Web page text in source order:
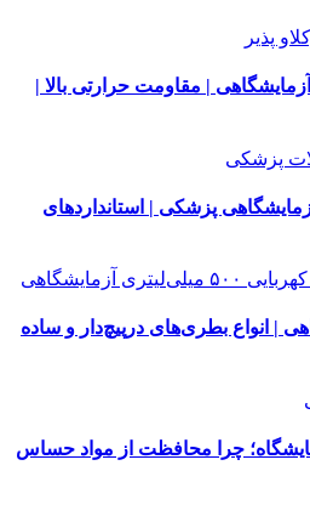
| مقاومت حرارتی بالا |
پزشکی | استانداردهای
| انواع بطری‌های در‌پیچ‌دار و ساده
چرا محافظت از مواد حساس